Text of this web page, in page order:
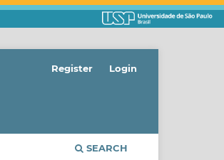
SEARCH
Register Login